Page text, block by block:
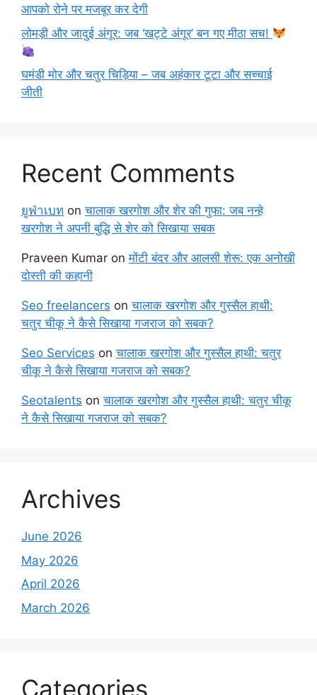
आपको रोने पर मजबूर कर देगी
लोमड़ी और जादुई अंगूर: जब ‘खट्टे अंगूर’ बन गए मीठा सच!
घमंडी मोर और चतुर चिड़िया – जब अहंकार टूटा और सच्चाई
जीती
Recent Comments
ยูฟ่าเบท onचालाक खरगोश और शेर की गुफा: जब नन्हे
खरगोश ने अपनी बुद्धि से शेर को सिखाया सबक
Praveen Kumar onमोंटी बंदर और आलसी शेरू: एक अनोखी
दोस्ती की कहानी
Seo freelancers onचालाक खरगोश और गुस्सैल हाथी:
चतुर चीकू ने कैसे सिखाया गजराज को सबक?
Seo Services onचालाक खरगोश और गुस्सैल हाथी: चतुर
चीकू ने कैसे सिखाया गजराज को सबक?
Seotalents onचालाक खरगोश और गुस्सैल हाथी: चतुर चीकू
ने कैसे सिखाया गजराज को सबक?
Archives
June 2026
May 2026
April 2026
March 2026
Categories